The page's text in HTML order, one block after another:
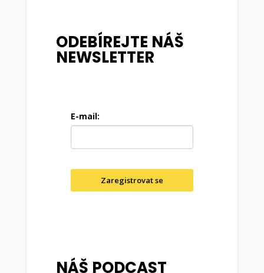
ODEBÍREJTE NÁŠ
NEWSLETTER
E-mail:
Zaregistrovat se
NÁŠ PODCAST